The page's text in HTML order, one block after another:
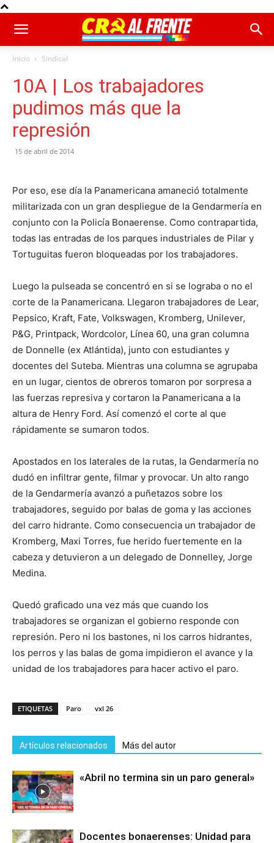
Inicio Sindical
10A | Los trabajadores
pudimos más que la
represión
15 de abril de 2014
Por eso, ese día la Panamericana amaneció totalmente
militarizada con un gran despliegue de la Gendarmería en
conjunto con la Policía Bonaerense. Como contrapartida,
todas las entradas de los parques industriales de Pilar y
Tortuguitas fueron bloqueadas por los trabajadores.
Luego la pulseada se concentró en si se lograba o no el
corte de la Panamericana. Llegaron trabajadores de Lear,
Pepsico, Kraft, Fate, Volkswagen, Kromberg, Unilever,
P&G, Printpack, Wordcolor, Línea 60, una gran columna
de Donnelle (ex Atlántida), junto con estudiantes y
docentes del Suteba. Mientras una columna se agrupaba
en un lugar, cientos de obreros tomaron por sorpresa a
las fuerzas represiva y cortaron la Panamericana a la
altura de Henry Ford. Así comenzó el corte al que
rápidamente se sumaron todos.
Apostados en los laterales de la rutas, la Gendarmería no
dudó en infiltrar gente, filmar y provocar. Un alto rango
de la Gendarmería avanzó a puñetazos sobre los
trabajadores, seguido por balas de goma y las acciones
del carro hidrante. Como consecuencia un trabajador de
Kromberg, Maxi Torres, fue herido fuertemente en la
cabeza y detuvieron a un delegado de Donnelley, Jorge
Medina.
Quedó graficado una vez más que cuando los
trabajadores se organizan el gobierno responde con
represión. Pero ni los bastones, ni los carros hidrantes,
los perros y las balas de goma impidieron el avance y la
unidad de los trabajadores para hacer activo el paro.
ETIQUETAS Paro vxl 26
Artículos relacionados Más del autor
«Abril no termina sin un paro general»
Docentes bonaerenses: Unidad para